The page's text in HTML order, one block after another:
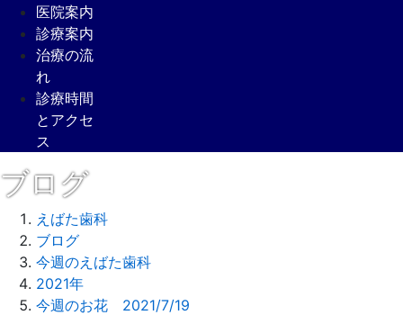
医院案内
診療案内
治療の流
れ
診療時間
とアクセ
ス
ブログ
えばた歯科
ブログ
今週のえばた歯科
2021年
今週のお花 2021/7/19